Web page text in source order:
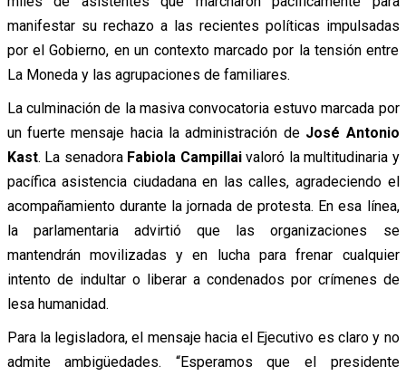
manifestar su rechazo a las recientes políticas impulsadas
por el Gobierno, en un contexto marcado por la tensión entre
La Moneda y las agrupaciones de familiares.
La culminación de la masiva convocatoria estuvo marcada por
un fuerte mensaje hacia la administración de José Antonio
Kast. La senadora Fabiola Campillaivaloró la multitudinaria y
pacífica asistencia ciudadana en las calles, agradeciendo el
acompañamiento durante la jornada de protesta. En esa línea,
la parlamentaria advirtió que las organizaciones se
mantendrán movilizadas y en lucha para frenar cualquier
intento de indultar o liberar a condenados por crímenes de
lesa humanidad.
Para la legisladora, el mensaje hacia el Ejecutivo es claro y no
admite ambigüedades. “Esperamos que el presidente